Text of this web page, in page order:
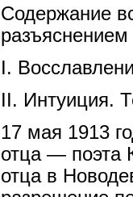
Содержание
I.
II. Интуиция.
17 мая 1913
отца — поэта
отца в